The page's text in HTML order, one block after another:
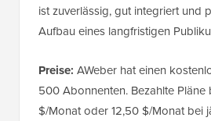
ist zuverlässig, gut integriert und
Aufbau eines langfristigen
Preise: AWeber hat einen
500 Abonnenten. Bezahlte Pläne
$/Monat oder 12,50 $/Monat bei